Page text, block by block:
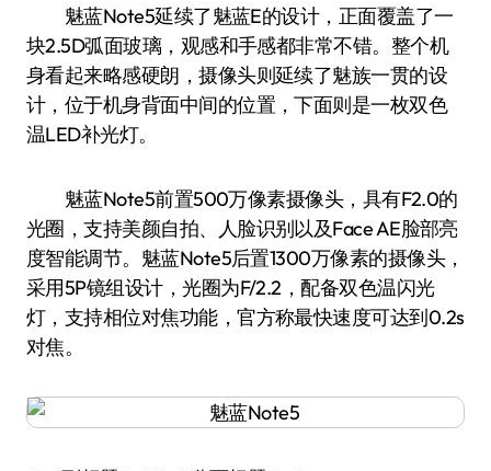
魅蓝Note5延续了魅蓝E的设计，正面覆盖了一
块2.5D弧面玻璃，观感和手感都非常不错。整个机
身看起来略感硬朗，摄像头则延续了魅族一贯的设
计，位于机身背面中间的位置，下面则是一枚双色
温LED补光灯。
魅蓝Note5前置500万像素摄像头，具有F2.0的
光圈，支持美颜自拍、人脸识别以及Face AE脸部亮
度智能调节。魅蓝Note5后置1300万像素的摄像头，
采用5P镜组设计，光圈为F/2.2，配备双色温闪光
灯，支持相位对焦功能，官方称最快速度可达到0.2s
对焦。